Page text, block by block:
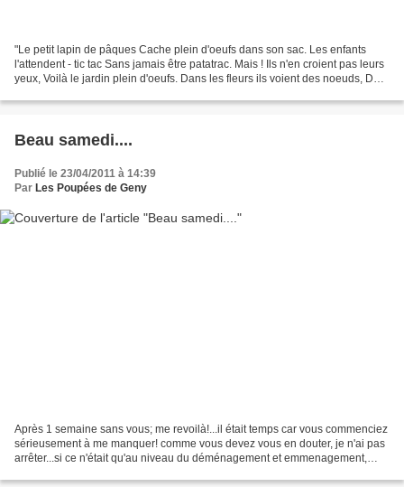
"Le petit lapin de pâques Cache plein d'oeufs dans son sac. Les enfants
l'attendent - tic tac Sans jamais être patatrac. Mais ! Ils n'en croient pas leurs
yeux, Voilà le jardin plein d'oeufs. Dans les fleurs ils voient des noeuds, Des
Beau samedi....
Publié le 23/04/2011 à 14:39
Par Les Poupées de Geny
Après 1 semaine sans vous; me revoilà!...il était temps car vous commenciez
sérieusement à me manquer! comme vous devez vous en douter, je n'ai pas
arrêter...si ce n'était qu'au niveau du déménagement et emmenagement,